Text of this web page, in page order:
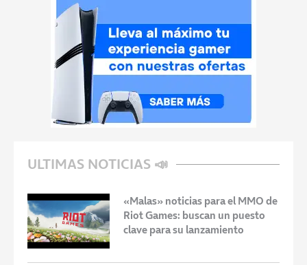
ULTIMAS NOTICIAS 📣
«Malas» noticias para el MMO de
Riot Games: buscan un puesto
clave para su lanzamiento